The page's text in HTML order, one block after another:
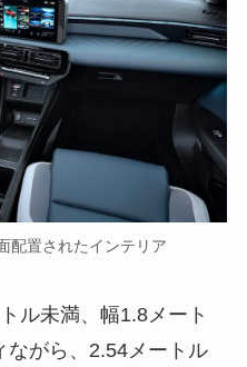
配置されたインテリア
ル未満、幅1.8メート
ながら、2.54メートル